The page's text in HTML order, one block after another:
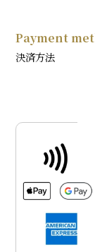
Payment
決済方法